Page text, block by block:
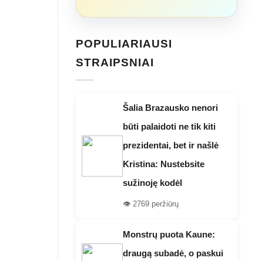
POPULIARIAUSI
STRAIPSNIAI
Šalia Brazausko nenori
būti palaidoti ne tik kiti
prezidentai, bet ir našlė
Kristina: Nustebsite
sužinoję kodėl
👁️ 2769 peržiūrų
Monstrų puota Kaune:
draugą subadė, o paskui